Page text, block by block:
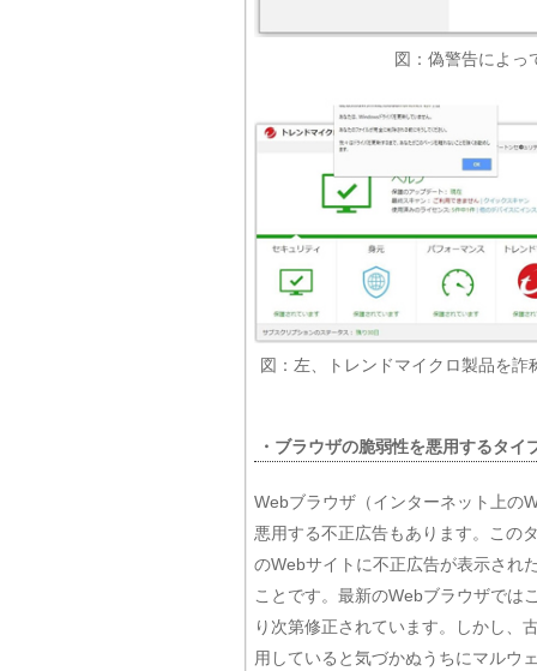
図：偽警告によっ
図：左、トレンドマイクロ製品を
・ブラウザの脆弱性を悪用するタイ
Webブラウザ（インターネット上の
悪用する不正広告もあります。この
のWebサイトに不正広告が表示され
ことです。最新のWebブラウザでは
り次第修正されています。しかし、
用していると気づかぬうちにマルウ